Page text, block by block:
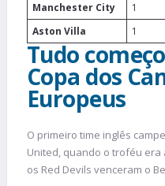
Manchester City 1
Aston Villa
1
Tudo
Copa dos
Europeus
O primeiro time inglês
United, quando o troféu era
os Red Devils venceram o